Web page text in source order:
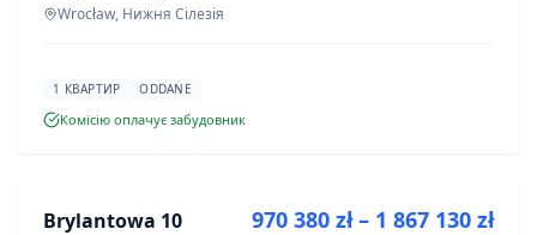
Wrocław, Нижня Сілезія
1 КВАРТИР ODDANE
Комісію оплачує забудовник
ІНВЕСТИЦІЯ
Brylantowa 10 970 380 zł – 1 867 130 zł